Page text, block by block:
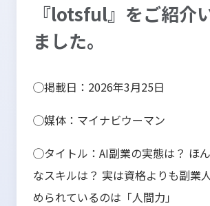
『lotsful』をご紹介
ました。
◯掲載日：2026年3月25日
◯媒体：マイナビウーマン
◯タイトル：AI副業の実態は？ ほ
なスキルは？ 実は資格よりも副業
められているのは「人間力」